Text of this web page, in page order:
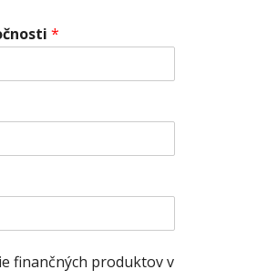
*
finančných produktov v